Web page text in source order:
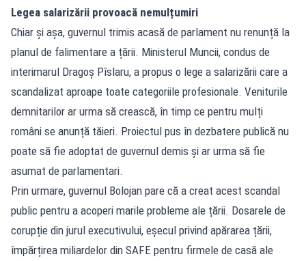
Legea salarizării provoacă nemulțumiri
Chiar și așa, guvernul trimis acasă de parlament nu renunță la
planul de falimentare a țării. Ministerul Muncii, condus de
interimarul Dragoș Pîslaru, a propus o lege a salarizării care a
scandalizat aproape toate categoriile profesionale. Veniturile
demnitarilor ar urma să crească, în timp ce pentru mulți
români se anunță tăieri. Proiectul pus în dezbatere publică nu
poate să fie adoptat de guvernul demis și ar urma să fie
asumat de parlamentari.
Prin urmare, guvernul Bolojan pare că a creat acest scandal
public pentru a acoperi marile probleme ale țării. Dosarele de
corupție din jurul executivului, eșecul privind apărarea țării,
împărțirea miliardelor din SAFE pentru firmele de casă ale